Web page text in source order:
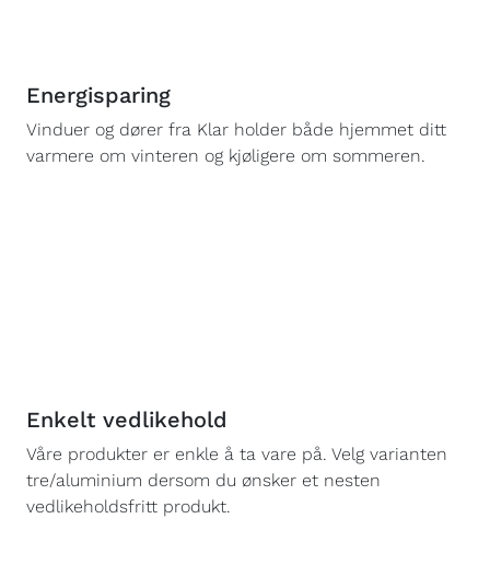
Energisparing
Vinduer og dører fra Klar holder både hjemmet ditt
varmere om vinteren og kjøligere om sommeren.
Enkelt vedlikehold
Våre produkter er enkle å ta vare på. Velg varianten
tre/aluminium dersom du ønsker et nesten
vedlikeholdsfritt produkt.